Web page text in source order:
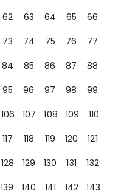
62 63 64 65
66
73 74 75 76
77
84 85 86 87
88
95 96 97 98
99
106 107 108 109
110
117 118 119 120
121
128 129 130 131
132
139 140 141 142
143